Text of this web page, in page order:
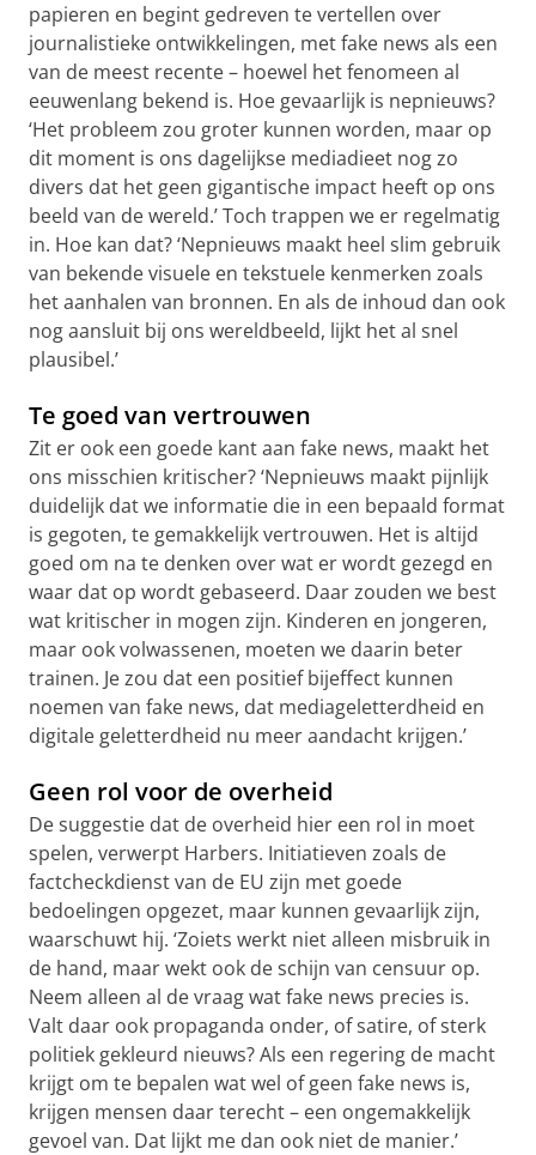
papieren en begint gedreven te vertellen over
journalistieke ontwikkelingen, met fake news als een
van de meest recente – hoewel het fenomeen al
eeuwenlang bekend is. Hoe gevaarlijk is nepnieuws?
‘Het probleem zou groter kunnen worden, maar op
dit moment is ons dagelijkse mediadieet nog zo
divers dat het geen gigantische impact heeft op ons
beeld van de wereld.’ Toch trappen we er regelmatig
in. Hoe kan dat? ‘Nepnieuws maakt heel slim gebruik
van bekende visuele en tekstuele kenmerken zoals
het aanhalen van bronnen. En als de inhoud dan ook
nog aansluit bij ons wereldbeeld, lijkt het al snel
plausibel.’
Te goed van vertrouwen
Zit er ook een goede kant aan fake news, maakt het
ons misschien kritischer? ‘Nepnieuws maakt pijnlijk
duidelijk dat we informatie die in een bepaald format
is gegoten, te gemakkelijk vertrouwen. Het is altijd
goed om na te denken over wat er wordt gezegd en
waar dat op wordt gebaseerd. Daar zouden we best
wat kritischer in mogen zijn. Kinderen en jongeren,
maar ook volwassenen, moeten we daarin beter
trainen. Je zou dat een positief bijeffect kunnen
noemen van fake news, dat mediageletterdheid en
digitale geletterdheid nu meer aandacht krijgen.’
Geen rol voor de overheid
De suggestie dat de overheid hier een rol in moet
spelen, verwerpt Harbers. Initiatieven zoals de
factcheckdienst van de EU zijn met goede
bedoelingen opgezet, maar kunnen gevaarlijk zijn,
waarschuwt hij. ‘Zoiets werkt niet alleen misbruik in
de hand, maar wekt ook de schijn van censuur op.
Neem alleen al de vraag wat fake news precies is.
Valt daar ook propaganda onder, of satire, of sterk
politiek gekleurd nieuws? Als een regering de macht
krijgt om te bepalen wat wel of geen fake news is,
krijgen mensen daar terecht – een ongemakkelijk
gevoel van. Dat lijkt me dan ook niet de manier.’